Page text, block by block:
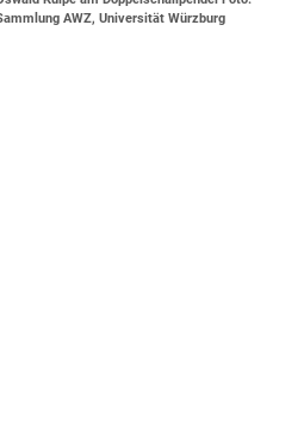
AWZ, Universität Würzburg